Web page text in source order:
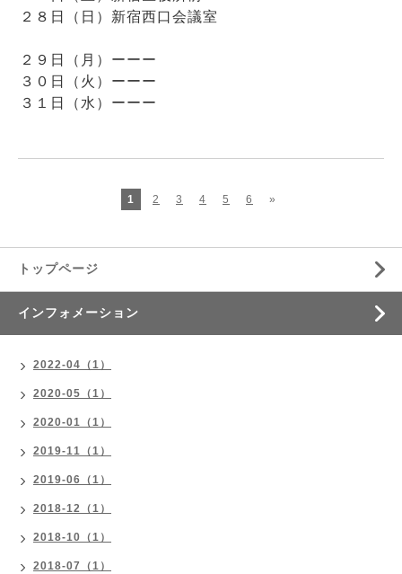
２８日（日）新宿西口会議室
２９日（月）ーーー
３０日（火）ーーー
３１日（水）ーーー
1 2 3 4 5 6 »
トップページ
インフォメーション
2022-04（1）
2020-05（1）
2020-01（1）
2019-11（1）
2019-06（1）
2018-12（1）
2018-10（1）
2018-07（1）